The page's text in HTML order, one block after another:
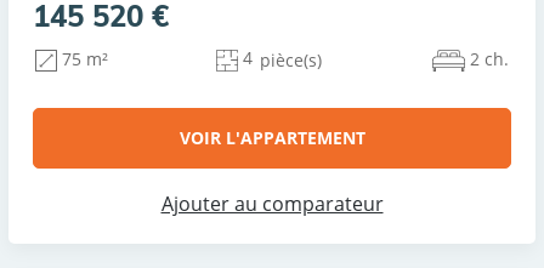
145 520 €
75 m² 4 pièce(s) 2 ch.
VOIR L'APPARTEMENT
Ajouter au comparateur